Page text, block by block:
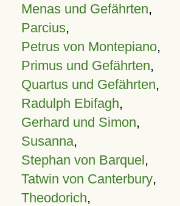
Menas und Gefährten,
Parcius,
Petrus von Montepiano,
Primus und Gefährten,
Quartus und Gefährten,
Radulph Ebifagh,
Gerhard und Simon,
Susanna,
Stephan von Barquel,
Tatwin von Canterbury,
Theodorich,